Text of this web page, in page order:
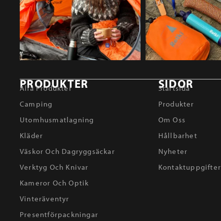
PRODUKTER
Alla Produkter
Camping
Utomhusmatlagning
Kläder
Väskor Och Dagryggsäckar
Verktyg Och Knivar
Kameror Och Optik
Vinteräventyr
Presentförpackningar
SIDOR
Startsida
Produkter
Om Oss
Hållbarhet
Nyheter
Kontaktuppgifter